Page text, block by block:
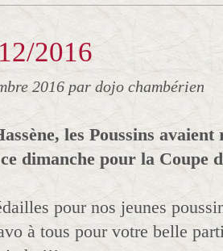
2016
2016 par dojo chambérien
les Poussins avaient
dimanche pour la Coupe
pour nos jeunes
à tous pour votre belle